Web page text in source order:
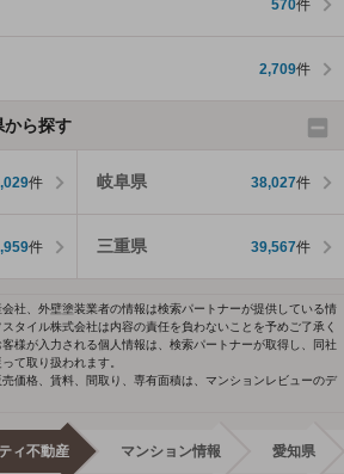
570件
2,709件
から探す
件 岐阜県 38,027件
件 三重県 39,567件
社、外壁塗装業者の情報は検索パートナーが提供している情
タイル株式会社は内容の責任を負わないことを予めご了承く
様が入力される個人情報は、検索パートナーが取得し、同社
て取り扱われます。
価格、賃料、間取り、専有面積は、マンションレビューのデ
ィ不動産 マンション情報 愛知県